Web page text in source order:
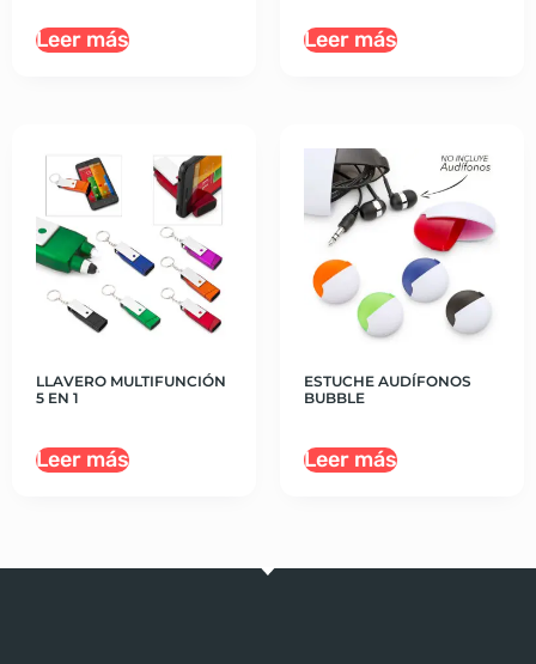
Leer más Leer más
LLAVERO MULTIFUNCIÓN
5 EN 1
Leer más
ESTUCHE AUDÍFONOS
BUBBLE
Leer más